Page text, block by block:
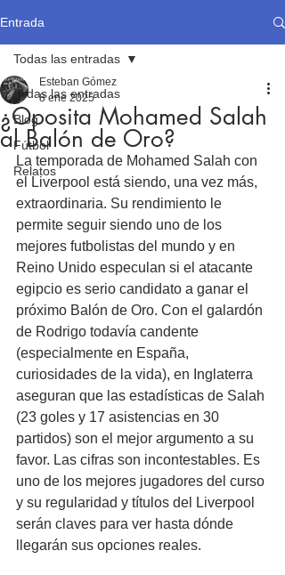
Entrada
Todas las entradas
Blog
Fútbol
Relatos
Todas las entradas
¿Oposita Mohamed Salah
al Balón de Oro?
Esteban Gómez
8 ene 2025
La temporada de Mohamed Salah con
el Liverpool está siendo, una vez más,
extraordinaria. Su rendimiento le
permite seguir siendo uno de los
mejores futbolistas del mundo y en
Reino Unido especulan si el atacante
egipcio es serio candidato a ganar el
próximo Balón de Oro. Con el galardón
de Rodrigo todavía candente
(especialmente en España,
curiosidades de la vida), en Inglaterra
aseguran que las estadísticas de Salah
(23 goles y 17 asistencias en 30
partidos) son el mejor argumento a su
favor. Las cifras son incontestables. Es
uno de los mejores jugadores del curso
y su regularidad y títulos del Liverpool
serán claves para ver hasta dónde
llegarán sus opciones reales.